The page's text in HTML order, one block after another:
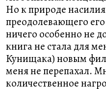
Но к природе
преодолевающего
ничего особенно не
книга не стала для
Кунищака) новым
меня не перепахал.
количественное